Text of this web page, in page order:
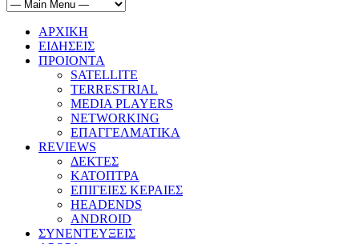
ΑΡΧΙΚΗ
ΕΙΔΗΣΕΙΣ
ΠΡΟΙΟΝΤΑ
SATELLITE
TERRESTRIAL
MEDIA PLAYERS
NETWORKING
ΕΠΑΓΓΕΛΜΑΤΙΚΑ
REVIEWS
ΔΕΚΤΕΣ
ΚΑΤΟΠΤΡΑ
ΕΠΙΓΕΙΕΣ ΚΕΡΑΙΕΣ
HEADENDS
ANDROID
ΣΥΝΕΝΤΕΥΞΕΙΣ